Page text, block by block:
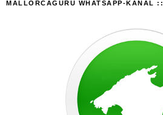
MALLORCAGURU WHATSAPP-KANAL ::